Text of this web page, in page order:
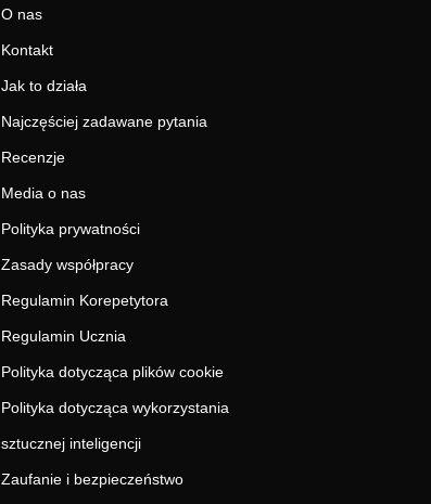
O nas
Kontakt
Jak to działa
Najczęściej zadawane pytania
Recenzje
Media o nas
Polityka prywatności
Zasady współpracy
Regulamin Korepetytora
Regulamin Ucznia
Polityka dotycząca plików cookie
Polityka dotycząca wykorzystania
sztucznej inteligencji
Zaufanie i bezpieczeństwo